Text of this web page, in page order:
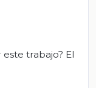
este trabajo? El